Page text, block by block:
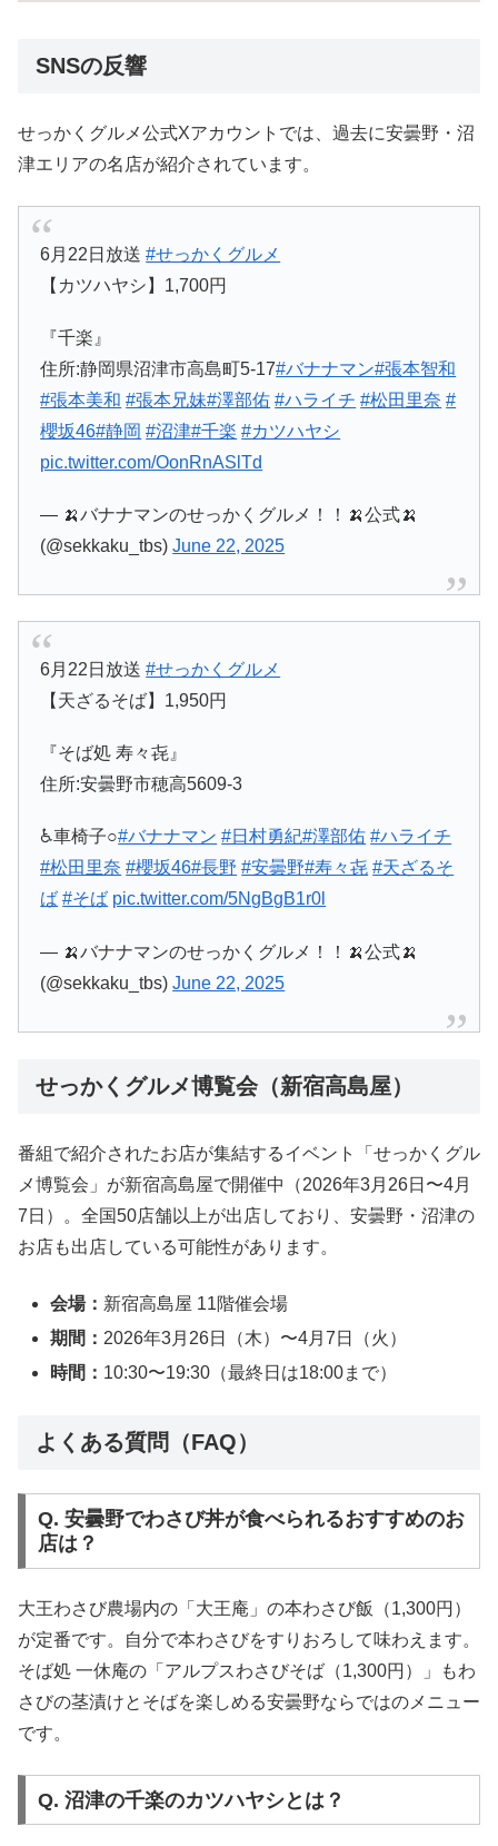
SNSの反響
せっかくグルメ公式Xアカウントでは、過去に安曇野・沼
津エリアの名店が紹介されています。
6月22日放送#せっかくグルメ
【カツハヤシ】1,700円
『千楽』
住所:静岡県沼津市高島町5-17#バナナマン#張本智和
#張本美和 #張本兄妹#澤部佑 #ハライチ #松田里奈 #
櫻坂46#静岡 #沼津#千楽 #カツハヤシ
pic.twitter.com/OonRnASlTd
— 🍌バナナマンのせっかくグルメ！！🍌公式🍌
(@sekkaku_tbs)June 22, 2025
6月22日放送#せっかくグルメ
【天ざるそば】1,950円
『そば処 寿々㐂』
住所:安曇野市穂高5609-3
♿車椅子○#バナナマン #日村勇紀#澤部佑 #ハライチ
#松田里奈 #櫻坂46#長野 #安曇野#寿々㐂 #天ざるそ
ば #そば pic.twitter.com/5NgBgB1r0l
— 🍌バナナマンのせっかくグルメ！！🍌公式🍌
(@sekkaku_tbs)June 22, 2025
せっかくグルメ博覧会（新宿高島屋）
番組で紹介されたお店が集結するイベント「せっかくグル
メ博覧会」が新宿高島屋で開催中（2026年3月26日〜4月
7日）。全国50店舗以上が出店しており、安曇野・沼津の
お店も出店している可能性があります。
会場： 新宿高島屋 11階催会場
期間： 2026年3月26日（木）〜4月7日（火）
時間： 10:30〜19:30（最終日は18:00まで）
よくある質問（FAQ）
Q. 安曇野でわさび丼が食べられるおすすめのお
店は？
大王わさび農場内の「大王庵」の本わさび飯（1,300円）
が定番です。自分で本わさびをすりおろして味わえます。
そば処 一休庵の「アルプスわさびそば（1,300円）」もわ
さびの茎漬けとそばを楽しめる安曇野ならではのメニュー
です。
Q. 沼津の千楽のカツハヤシとは？